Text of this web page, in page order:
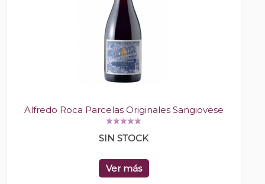
Alfredo Roca Parcelas Originales Sangiovese
SIN STOCK
Ver más